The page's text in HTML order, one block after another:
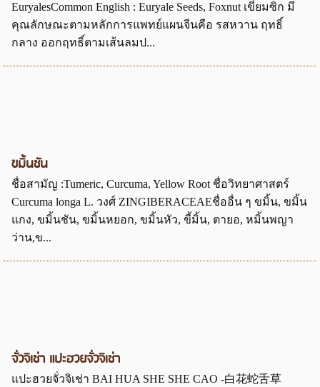
EuryalesCommon English : Euryale Seeds, Foxnut เขี่ยมซิก มี
คุณลักษณะตามหลักการแพทย์แผนจีนคือ รสหวาน ฤทธิ์
กลาง ออกฤทธิ์ตามเส้นลมป...
ขมิ้นชัน
ชื่อสามัญ :Tumeric, Curcuma, Yellow Root ชื่อวิทยาศาสตร์
Curcuma longa L. วงศ์ ZINGIBERACEAEชื่ออื่น ๆ ขมิ้น, ขมิ้น
แกง, ขมิ้นชัน, ขมิ้นหยอก, ขมิ้นหัว, ขี้มิ้น, ตายอ, หมิ้นพญา
ว่าน,ข...
จั่วจิเช่า แปะฮวยจั่วจิเช่า
แปะฮวยจั่วจิเช่า BAI HUA SHE SHE CAO -白花蛇舌草